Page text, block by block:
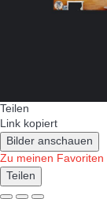
Teilen
Link kopiert
Bilder anschauen
Zu meinen Favoriten
Teilen